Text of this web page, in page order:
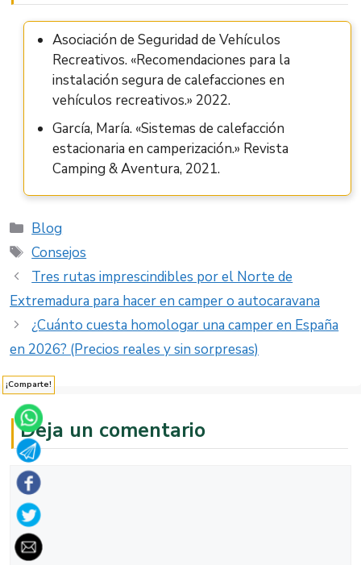
¡Comparte!
Asociación de Seguridad de Vehículos
Recreativos. «Recomendaciones para la
instalación segura de calefacciones en
vehículos recreativos.» 2022.
García, María. «Sistemas de calefacción
estacionaria en camperización.» Revista
Camping & Aventura, 2021.
Categorías
Blog
Etiquetas
Consejos
Tres rutas imprescindibles por el Norte de
Extremadura para hacer en camper o autocaravana
¿Cuánto cuesta homologar una camper en España
en 2026? (Precios reales y sin sorpresas)
Deja un comentario
Comentario